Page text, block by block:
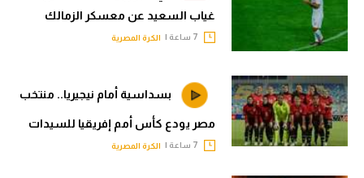
غياب السعيد عن معسكر الزمالك
الكرة المصرية
بسداسية أمام نيجيريا.. منتخب
مصر يودع كأس أمم إفريقيا للسيدات
الكرة المصرية